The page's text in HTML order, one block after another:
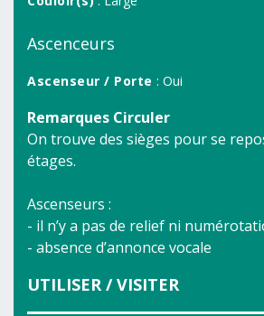
Ascenceurs
Ascenseur / Porte : Oui
Remarques Circuler
On trouve des sièges pour se
étages.
Ascenseurs :
- il n’y a pas de relief ni
- absence d’annonce vocale
UTILISER / VISITER